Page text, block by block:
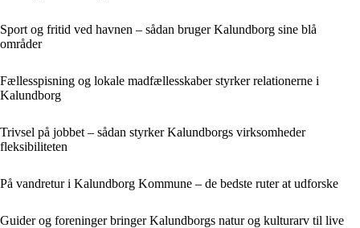
Sport og fritid ved havnen – sådan bruger Kalundborg sine blå
områder
Fællesspisning og lokale madfællesskaber styrker relationerne i
Kalundborg
Trivsel på jobbet – sådan styrker Kalundborgs virksomheder
fleksibiliteten
På vandretur i Kalundborg Kommune – de bedste ruter at udforske
Guider og foreninger bringer Kalundborgs natur og kulturarv til live